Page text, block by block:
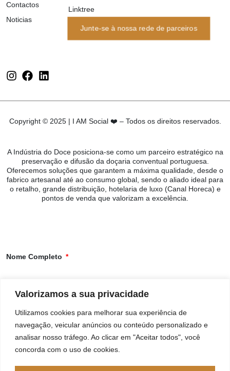
Valorizamos a sua privacidade
Utilizamos cookies para melhorar sua experiência de
navegação, veicular anúncios ou conteúdo personalizado e
analisar nosso tráfego. Ao clicar em "Aceitar todos", você
concorda com o uso de cookies.
Contactos
Noticias
Linktree
Junte-se à nossa rede de parceiros
Copyright © 2025 | I AM Social ❤️ – Todos os direitos reservados.
​A Indústria do Doce posiciona-se como um parceiro estratégico na
preservação e difusão da doçaria conventual portuguesa.
Oferecemos soluções que garantem a máxima qualidade, desde o
fabrico artesanal até ao consumo global, sendo o aliado ideal para
o retalho, grande distribuição, hotelaria de luxo (Canal Horeca) e
pontos de venda que valorizam a excelência.
Nome Completo
Empresa
Telemóvel